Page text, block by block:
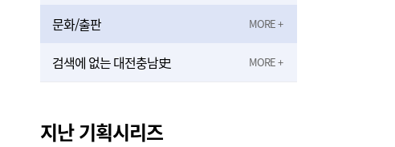
문화/출판
검색에 없는 대전충남史
지난 기획시리즈